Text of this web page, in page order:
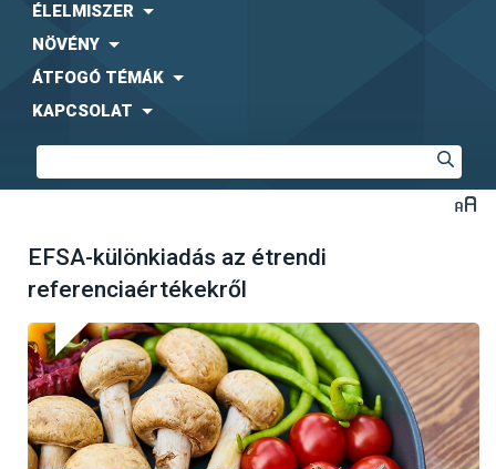
ÉLELMISZER
NÖVÉNY
ÁTFOGÓ TÉMÁK
KAPCSOLAT
EFSA-különkiadás az étrendi
referenciaértékekről